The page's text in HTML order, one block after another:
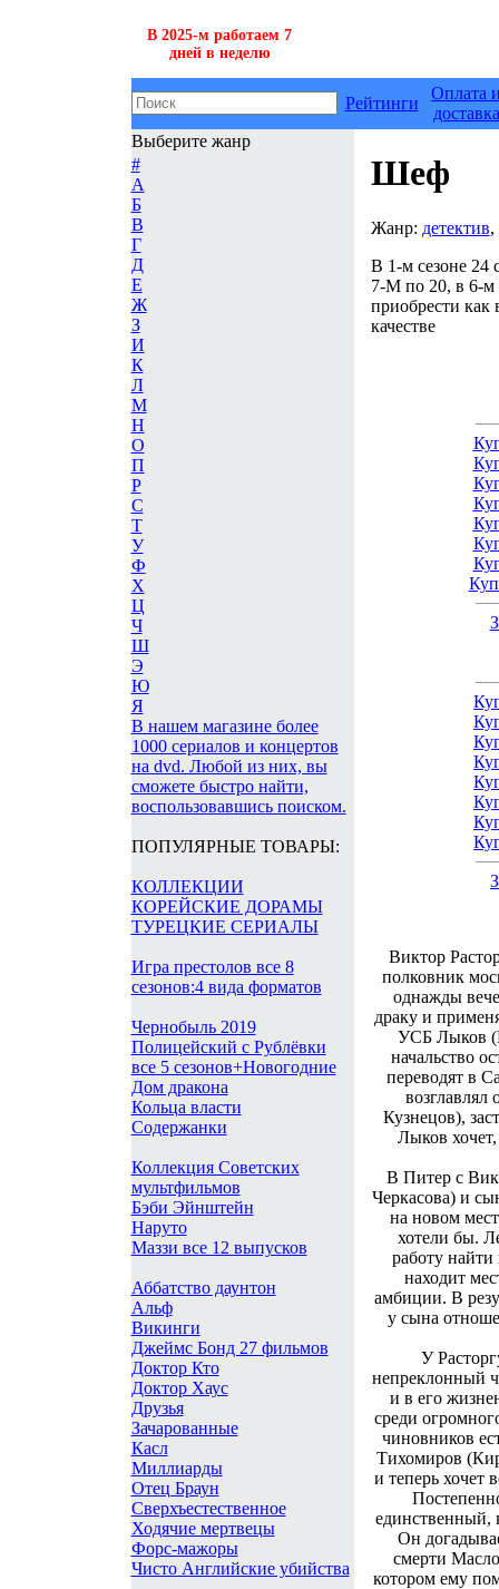
В 2025-м работаем 7
дней в неделю
Рейтинги
Оплата
доставка
Выберите жанр
#
А
Б
В
Г
Д
Е
Ж
З
И
К
Л
М
Н
О
П
Р
С
Т
У
Ф
Х
Ц
Ч
Ш
Э
Ю
Я
В нашем магазине более
1000 сериалов и концертов
на dvd. Любой из них, вы
сможете быстро найти,
воспользовавшись поиском.
ПОПУЛЯРНЫЕ ТОВАРЫ:
КОЛЛЕКЦИИ
КОРЕЙСКИЕ ДОРАМЫ
ТУРЕЦКИЕ СЕРИАЛЫ
Игра престолов все 8
сезонов:4 вида форматов
Чернобыль 2019
Полицейский с Рублёвки
все 5 сезонов+Новогодние
Дом дракона
Кольца власти
Содержанки
Коллекция Советских
мультфильмов
Бэби Эйнштейн
Наруто
Маззи все 12 выпусков
Аббатство даунтон
Альф
Викинги
Джеймс Бонд 27 фильмов
Доктор Кто
Доктор Хаус
Друзья
Зачарованные
Касл
Миллиарды
Отец Браун
Сверхъестественное
Ходячие мертвецы
Форс-мажоры
Чисто Английские убийства
Шеф
Жанр: детектив,
В 1-м сезоне 24
7-М по 20, в 6-м
приобрести как
качестве
Виктор
полковник
однажды
драку и
УСБ Лыков
начальство
переводят в
Кузнецов),
Лыков
В Питер с
Черкасова) и
на новом
хотели бы.
работу
находит
амбиции. В
у сына
У
непреклонный
и в его
среди
чиновников
Тихомиров
и теперь хочет
единственный,
Он
смерти
котором ему